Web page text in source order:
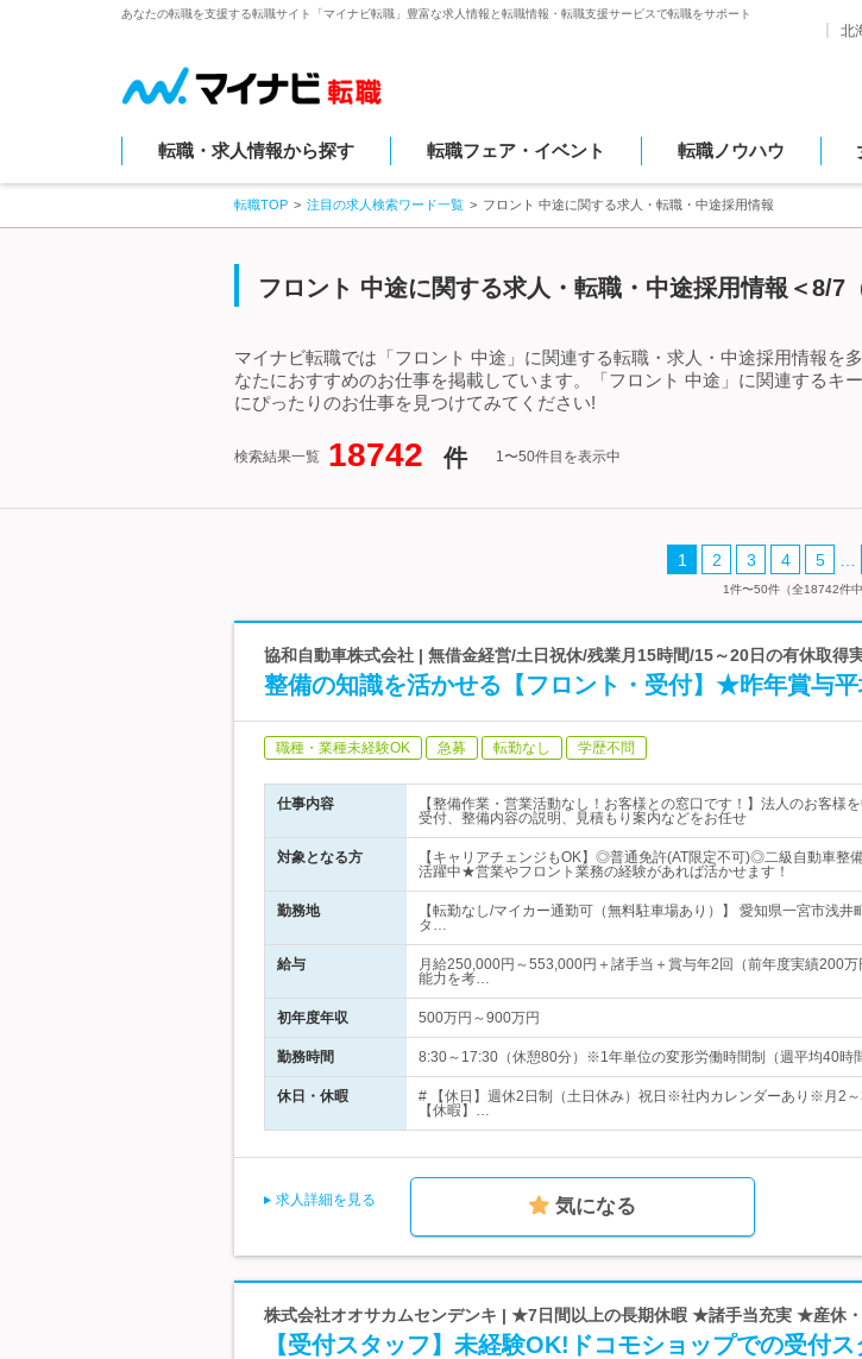
あなたの転職を支援する転職サイト「マイナビ転職」豊富な求人情報と転職情報・転職支援サービスで転職をサポート
北
転職・求人情報から探す 転職フェア・イベント 転職ノウハウ
転職TOP 注目の求人検索ワード一覧 フロント 中途に関する求人・転職・中途採用情報
フロント 中途に関する求人・転職・中途採用情報＜8/7
マイナビ転職では「フロント 中途」に関連する転職・求人・中途採用情報を
なたにおすすめのお仕事を掲載しています。「フロント 中途」に関連するキ
にぴったりのお仕事を見つけてみてください!
検索結果一覧 18742 件 1〜50件目を表示中
1 2 3 4 5
1件〜50件（全18742件中
協和自動車株式会社 | 無借金経営/土日祝休/残業月15時間/15～20日の有休取得
整備の知識を活かせる【フロント・受付】★昨年賞与平
職種・業種未経験OK 急募 転勤なし 学歴不問
仕事内容
【整備作業・営業活動なし！お客様との窓口です！】法人のお客様
受付、整備内容の説明、見積もり案内などをお任せ
対象となる方
【キャリアチェンジもOK】◎普通免許(AT限定不可)◎二級自動車整
活躍中★営業やフロント業務の経験があれば活かせます！
勤務地
【転勤なし/マイカー通勤可（無料駐車場あり）】 愛知県一宮市浅
タ…
給与
月給250,000円～553,000円＋諸手当＋賞与年2回（前年度実績200
能力を考…
初年度年収 500万円～900万円
勤務時間 8:30～17:30（休憩80分）※1年単位の変形労働時間制（週平均40
休日・休暇
# 【休日】週休2日制（土日休み）祝日※社内カレンダーあり※月2
【休暇】…
求人詳細を見る 気になる
株式会社オオサカムセンデンキ | ★7日間以上の長期休暇 ★諸手当充実 ★産休・
【受付スタッフ】未経験OK!ドコモショップでの受付ス